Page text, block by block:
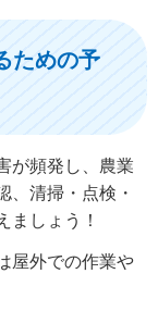
ための予
が頻発し、農業
、清掃・点検・
ましょう！
屋外での作業や